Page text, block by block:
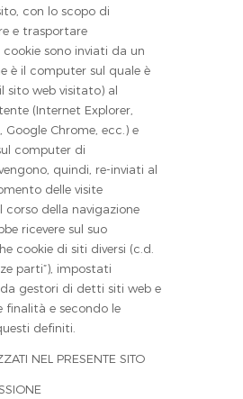
con lo scopo di
e trasportare
sono inviati da un
è il computer sul quale è
sito web visitato) al
(Internet Explorer,
Google Chrome, ecc.) e
computer di
quindi, re-inviati al
delle visite
corso della navigazione
ricevere sul suo
cookie di siti diversi (c.d.
parti”), impostati
gestori di detti siti web e
finalità e secondo le
definiti.
NEL PRESENTE SITO